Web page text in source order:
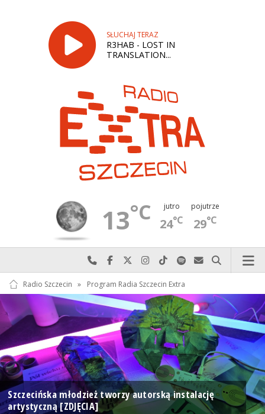
SŁUCHAJ TERAZ
R3HAB - LOST IN
TRANSLATION...
13°C jutro
24°C
pojutrze
29°C
Najlepiej po prostu do nas zadzwoń
Odwiedź nas na Facebook-u
Odwiedź nas na X
Odwiedź nas na Instagram-ie
Odwiedź nas na TikTok-u
Szukaj nas na Spotify
Wyślij do nas
Szukaj
Radio Szczecin » Program Radia Szczecin Extra
Szczecińska młodzież tworzy autorską instalację
artystyczną [ZDJĘCIA]